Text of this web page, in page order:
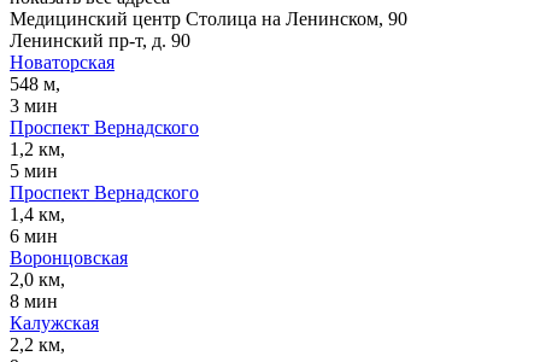
Медицинский центр Столица на Ленинском, 90
Ленинский пр-т, д. 90
Новаторская
548 м,
3 мин
Проспект Вернадского
1,2 км,
5 мин
Проспект Вернадского
1,4 км,
6 мин
Воронцовская
2,0 км,
8 мин
Калужская
2,2 км,